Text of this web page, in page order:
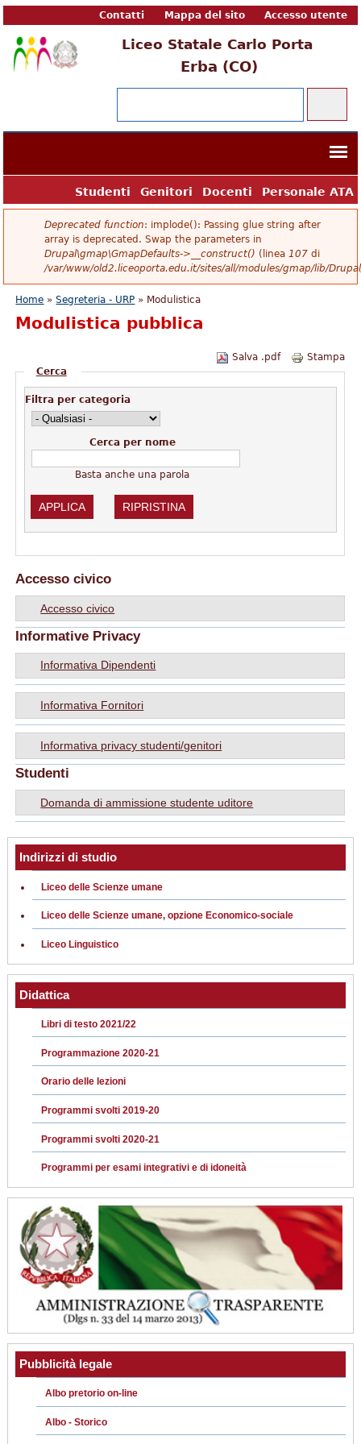
Accesso utente
Mappa del sito
Contatti
Liceo Statale Carlo Porta
Erba (CO)
Personale ATA
Docenti
Genitori
Studenti
Messaggio di errore
Deprecated function: implode(): Passing glue string after
array is deprecated. Swap the parameters in
Drupal\gmap\GmapDefaults->__construct() (linea 107 di
/var/www/old2.liceoporta.edu.it/sites/all/modules/gmap/lib/
Tu sei qui
Home »Segreteria - URP » Modulistica
Modulistica pubblica
Stampa
Salva .pdf
Nascondi
Cerca
Filtra per categoria
Cerca per nome
Basta anche una parola
Accesso civico
Accesso civico
Informative Privacy
Informativa Dipendenti
Informativa Fornitori
Informativa privacy studenti/genitori
Studenti
Domanda di ammissione studente uditore
Indirizzi di studio
Liceo delle Scienze umane
Liceo delle Scienze umane, opzione Economico-sociale
Liceo Linguistico
Didattica
Libri di testo 2021/22
Programmazione 2020-21
Orario delle lezioni
Programmi svolti 2019-20
Programmi svolti 2020-21
Programmi per esami integrativi e di idoneità
Pubblicità legale
Albo pretorio on-line
Albo - Storico